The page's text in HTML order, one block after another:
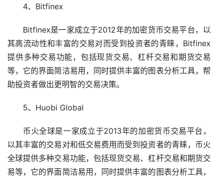
4、Bitfinex
Bitfinex是一家成立于2012年的加密货币交易平台，以
其高流动性和丰富的交易对而受到投资者的青睐，Bitfinex
提供多种交易功能，包括现货交易、杠杆交易和期货交易
等，它的界面简洁易用，同时提供丰富的图表分析工具，帮
助投资者做出更明智的交易决策。
5、Huobi Global
币火全球是一家成立于2013年的加密货币交易平台，
以其丰富的交易对和低交易费用而受到投资者的青睐，币火
全球提供多种交易功能，包括现货交易、杠杆交易和期货交
易等，它的界面简洁易用，同时提供丰富的图表分析工具，